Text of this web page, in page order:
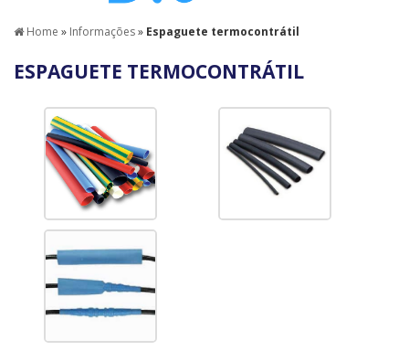
Home » Informações» Espaguete termocontrátil
ESPAGUETE TERMOCONTRÁTIL